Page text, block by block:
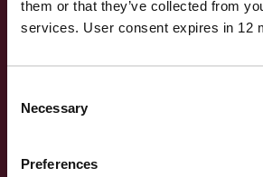
them or that they’ve collected from
services. User consent expires in 12
Selection
Necessary
Preferences